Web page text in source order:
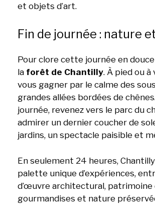
et objets d’art.
Fin de journée : nature
Pour clore cette journée en
la forêt de Chantilly. À pied ou à
vous gagner par le calme des
grandes allées bordées de
journée, revenez vers le parc du
admirer un dernier coucher de
jardins, un spectacle paisible et
En seulement 24 heures,
palette unique d’expériences,
d’œuvre architectural, patrimoine
gourmandises et nature